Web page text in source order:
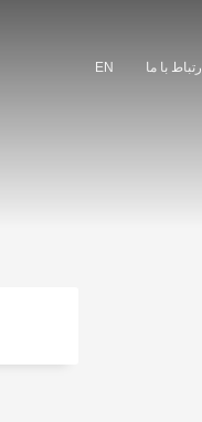
ارتباط با ما EN